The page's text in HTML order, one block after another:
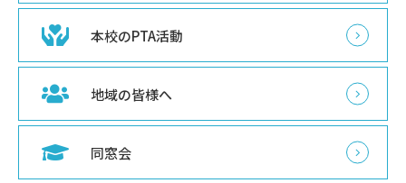
本校のPTA活動
地域の皆様へ
同窓会